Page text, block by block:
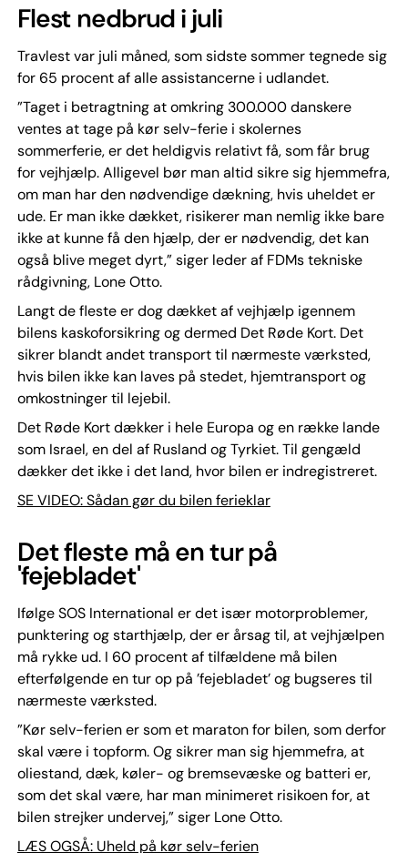
Flest nedbrud i juli
Travlest var juli måned, som sidste sommer tegnede sig
for 65 procent af alle assistancerne i udlandet.
”Taget i betragtning at omkring 300.000 danskere
ventes at tage på kør selv-ferie i skolernes
sommerferie, er det heldigvis relativt få, som får brug
for vejhjælp. Alligevel bør man altid sikre sig hjemmefra,
om man har den nødvendige dækning, hvis uheldet er
ude. Er man ikke dækket, risikerer man nemlig ikke bare
ikke at kunne få den hjælp, der er nødvendig, det kan
også blive meget dyrt,” siger leder af FDMs tekniske
rådgivning, Lone Otto.
Langt de fleste er dog dækket af vejhjælp igennem
bilens kaskoforsikring og dermed Det Røde Kort. Det
sikrer blandt andet transport til nærmeste værksted,
hvis bilen ikke kan laves på stedet, hjemtransport og
omkostninger til lejebil.
Det Røde Kort dækker i hele Europa og en række lande
som Israel, en del af Rusland og Tyrkiet. Til gengæld
dækker det ikke i det land, hvor bilen er indregistreret.
SE VIDEO: Sådan gør du bilen ferieklar
Det fleste må en tur på
'fejebladet'
Ifølge SOS International er det især motorproblemer,
punktering og starthjælp, der er årsag til, at vejhjælpen
må rykke ud. I 60 procent af tilfældene må bilen
efterfølgende en tur op på ’fejebladet’ og bugseres til
nærmeste værksted.
”Kør selv-ferien er som et maraton for bilen, som derfor
skal være i topform. Og sikrer man sig hjemmefra, at
oliestand, dæk, køler- og bremsevæske og batteri er,
som det skal være, har man minimeret risikoen for, at
bilen strejker undervej,” siger Lone Otto.
LÆS OGSÅ: Uheld på kør selv-ferien